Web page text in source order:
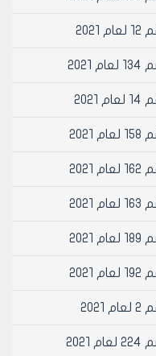
عليا الحسين
الصادرة بجلسته المنعقدة بتاريخ 22/8/2001 والذي لم يتم
المهندسة عليا
عدس وبحضور لجنة
الاصولي الى المكتب